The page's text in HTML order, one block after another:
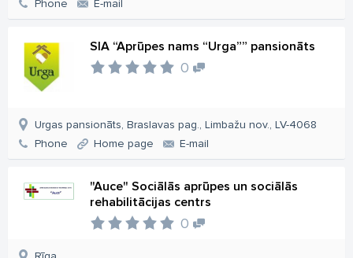
Phone
E-mail
SIA “Aprūpes nams “Urga”” pansionāts
0
Urgas pansionāts, Braslavas pag., Limbažu nov., LV-4068
Phone
Home page E-mail
"Auce" Sociālās aprūpes un sociālās
rehabilitācijas centrs
0